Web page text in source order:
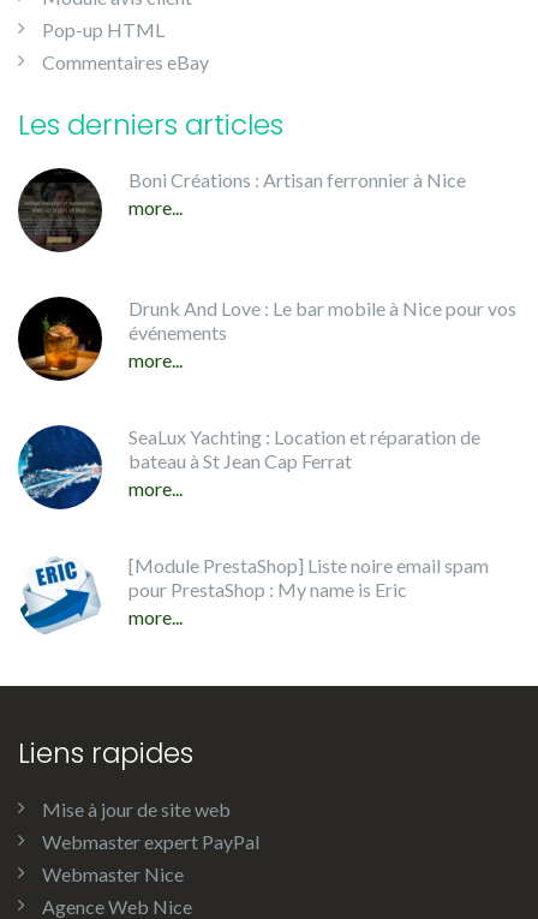
Pop-up HTML
Commentaires eBay
Les derniers articles
Boni Créations : Artisan ferronnier à Nice
more...
Drunk And Love : Le bar mobile à Nice pour vos
événements
more...
SeaLux Yachting : Location et réparation de
bateau à St Jean Cap Ferrat
more...
[Module PrestaShop] Liste noire email spam
pour PrestaShop : My name is Eric
more...
Liens rapides
Mise à jour de site web
Webmaster expert PayPal
Webmaster Nice
Agence Web Nice